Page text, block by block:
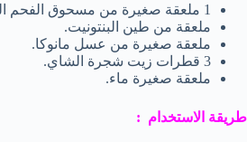
1 ملعقة صغيرة من مسحوق الفحم النشط.
ملعقة من طين البنتونيت.
ملعقة صغيرة من عسل مانوكا.
3 قطرات زيت شجرة الشاي.
ملعقة صغيرة ماء.
طريقة الاستخدام :